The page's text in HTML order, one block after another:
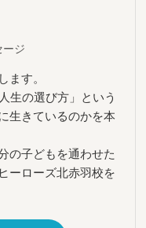
ージ
ます。
生の選び方」という
生きているのかを本
の子どもを通わせた
ーローズ北赤羽校を